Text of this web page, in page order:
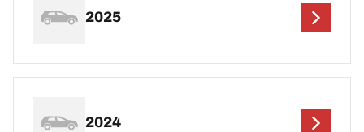
2025
2024